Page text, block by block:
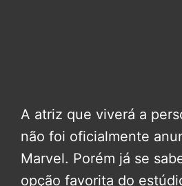
A atriz que viverá a
não foi oficialmente
Marvel. Porém já se
opção favorita do